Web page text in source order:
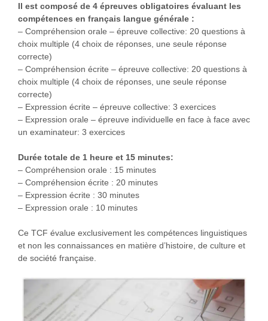
Il est composé de 4 épreuves obligatoires évaluant les
compétences en français langue générale :
– Compréhension orale – épreuve collective: 20 questions à
choix multiple (4 choix de réponses, une seule réponse
correcte)
– Compréhension écrite – épreuve collective: 20 questions à
choix multiple (4 choix de réponses, une seule réponse
correcte)
– Expression écrite – épreuve collective: 3 exercices
– Expression orale – épreuve individuelle en face à face avec
un examinateur: 3 exercices
Durée totale de 1 heure et 15 minutes:
– Compréhension orale : 15 minutes
– Compréhension écrite : 20 minutes
– Expression écrite : 30 minutes
– Expression orale : 10 minutes
Ce TCF évalue exclusivement les compétences linguistiques
et non les connaissances en matière d’histoire, de culture et
de société française.